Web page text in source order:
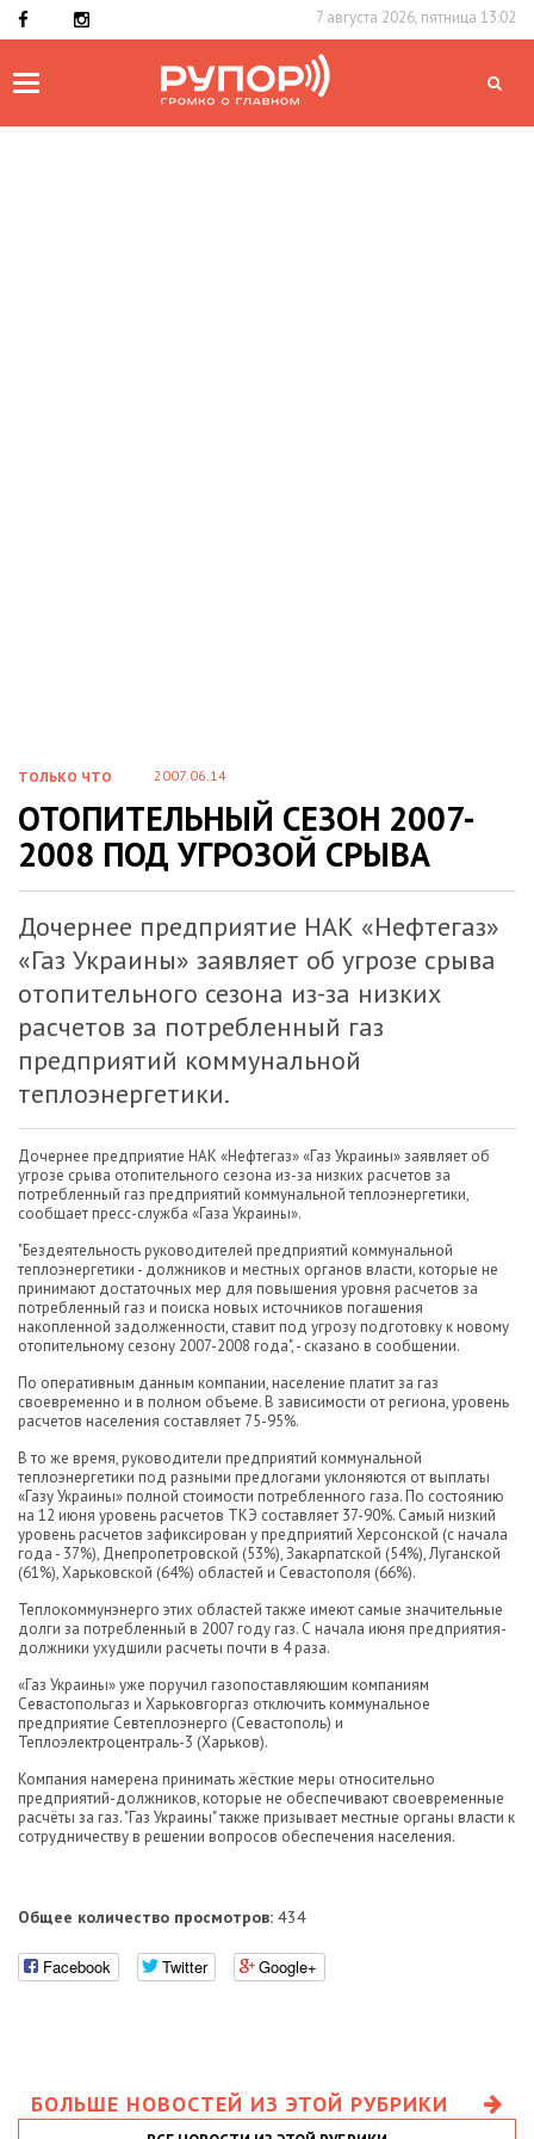
7 августа 2026, пятница 13:02
Toggle
ТОЛЬКО ЧТО 2007.06.14
ОТОПИТЕЛЬНЫЙ СЕЗОН 2007-
2008 ПОД УГРОЗОЙ СРЫВА
Дочернее предприятие НАК «Нефтегаз»
«Газ Украины» заявляет об угрозе срыва
отопительного сезона из-за низких
расчетов за потребленный газ
предприятий коммунальной
теплоэнергетики.
Дочернее предприятие НАК «Нефтегаз» «Газ Украины» заявляет об
угрозе срыва отопительного сезона из-за низких расчетов за
потребленный газ предприятий коммунальной теплоэнергетики,
сообщает пресс-служба «Газа Украины».
"Бездеятельность руководителей предприятий коммунальной
теплоэнергетики - должников и местных органов власти, которые не
принимают достаточных мер для повышения уровня расчетов за
потребленный газ и поиска новых источников погашения
накопленной задолженности, ставит под угрозу подготовку к новому
отопительному сезону 2007-2008 года", - сказано в сообщении.
По оперативным данным компании, население платит за газ
своевременно и в полном объеме. В зависимости от региона, уровень
расчетов населения составляет 75-95%.
В то же время, руководители предприятий коммунальной
теплоэнергетики под разными предлогами уклоняются от выплаты
«Газу Украины» полной стоимости потребленного газа. По состоянию
на 12 июня уровень расчетов ТКЭ составляет 37-90%. Самый низкий
уровень расчетов зафиксирован у предприятий Херсонской (с начала
года - 37%), Днепропетровской (53%), Закарпатской (54%), Луганской
(61%), Харьковской (64%) областей и Севастополя (66%).
Теплокоммунэнерго этих областей также имеют самые значительные
долги за потребленный в 2007 году газ. С начала июня предприятия-
должники ухудшили расчеты почти в 4 раза.
«Газ Украины» уже поручил газопоставляющим компаниям
Севастопольгаз и Харьковгоргаз отключить коммунальное
предприятие Севтеплоэнерго (Севастополь) и
Теплоэлектроцентраль-3 (Харьков).
Компания намерена принимать жёсткие меры относительно
предприятий-должников, которые не обеспечивают своевременные
расчёты за газ. "Газ Украины" также призывает местные органы власти к
сотрудничеству в решении вопросов обеспечения населения.
Общее количество просмотров: 434
Facebook Twitter Google+
БОЛЬШЕ НОВОСТЕЙ ИЗ ЭТОЙ РУБРИКИ